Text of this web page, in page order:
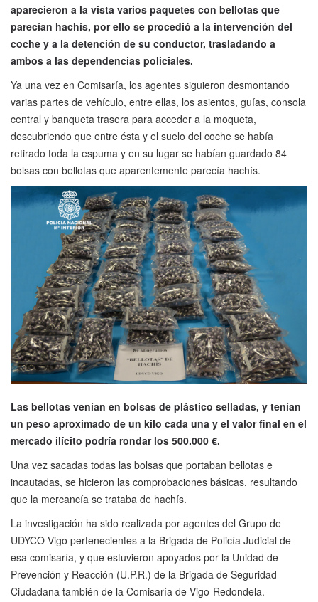
aparecieron a la vista varios paquetes con bellotas que
parecían hachís, por ello se procedió a la intervención del
coche y a la detención de su conductor, trasladando a
ambos a las dependencias policiales.
Ya una vez en Comisaría, los agentes siguieron desmontando
varias partes de vehículo, entre ellas, los asientos, guías, consola
central y banqueta trasera para acceder a la moqueta,
descubriendo que entre ésta y el suelo del coche se había
retirado toda la espuma y en su lugar se habían guardado 84
bolsas con bellotas que aparentemente parecía hachís.
Las bellotas venían en bolsas de plástico selladas, y tenían
un peso aproximado de un kilo cada una y el valor final en el
mercado ilícito podría rondar los 500.000 €.
Una vez sacadas todas las bolsas que portaban bellotas e
incautadas, se hicieron las comprobaciones básicas, resultando
que la mercancía se trataba de hachís.
La investigación ha sido realizada por agentes del Grupo de
UDYCO-Vigo pertenecientes a la Brigada de Policía Judicial de
esa comisaría, y que estuvieron apoyados por la Unidad de
Prevención y Reacción (U.P.R.) de la Brigada de Seguridad
Ciudadana también de la Comisaría de Vigo-Redondela.